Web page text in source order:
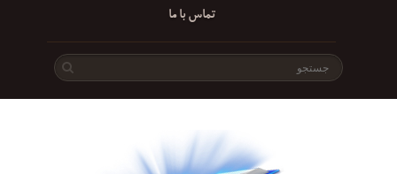
تماس با ما